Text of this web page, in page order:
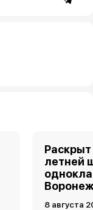
летней
8 августа